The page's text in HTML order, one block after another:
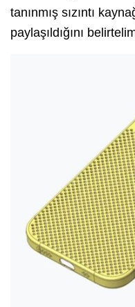
tanınmış sızıntı
paylaşıldığını